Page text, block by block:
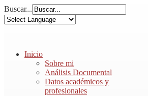
Buscar...
Inicio
Sobre mi
Análisis Documental
Datos académicos y
profesionales